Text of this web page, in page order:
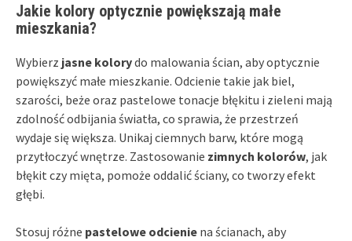
Jakie kolory optycznie powiększają małe
mieszkania?
Wybierz jasne kolorydo malowania ścian, aby optycznie
powiększyć małe mieszkanie. Odcienie takie jak biel,
szarości, beże oraz pastelowe tonacje błękitu i zieleni mają
zdolność odbijania światła, co sprawia, że przestrzeń
wydaje się większa. Unikaj ciemnych barw, które mogą
przytłoczyć wnętrze. Zastosowanie zimnych kolorów, jak
błękit czy mięta, pomoże oddalić ściany, co tworzy efekt
głębi.
Stosuj różne pastelowe odcienie na ścianach, aby